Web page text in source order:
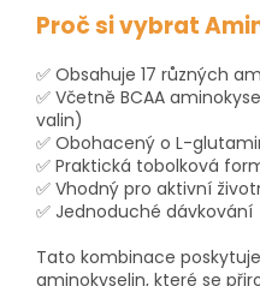
Proč si vybrat
✅ Obsahuje 17 různých
✅ Včetně BCAA
valin)
✅ Obohacený o L-
✅ Praktická tobolková
✅ Vhodný pro aktivní
✅ Jednoduché dávkování
Tato kombinace
aminokyselin, které se